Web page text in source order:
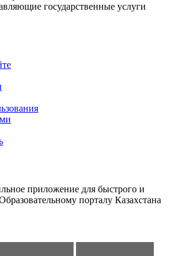
государственные услуги
приложение для быстрого и
порталу Казахстана